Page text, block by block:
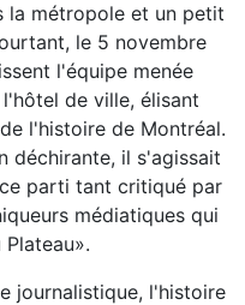
la métropole et un petit
le 5 novembre
l'équipe menée
de ville, élisant
l'histoire de Montréal.
déchirante, il s'agissait
parti tant critiqué par
médiatiques qui
journalistique, l'histoire